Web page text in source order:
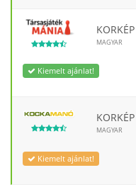
MAGYAR
Kiemelt ajánlat!
KORKÉP
MAGYAR
Kiemelt ajánlat!